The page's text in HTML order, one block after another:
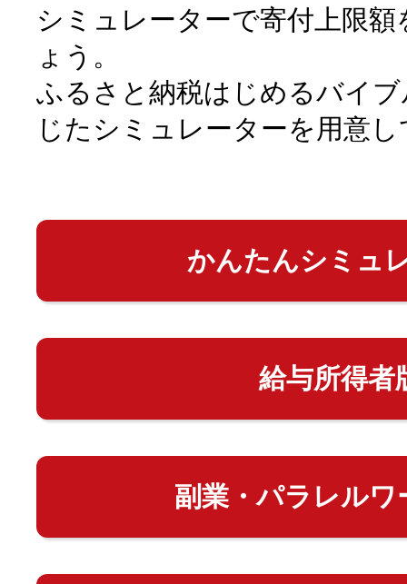
シミュレーターで寄付上限
ょう。
ふるさと納税はじめるバイ
じたシミュレーターを用意
かんたんシミュ
給与所得者
副業・パラレルワ